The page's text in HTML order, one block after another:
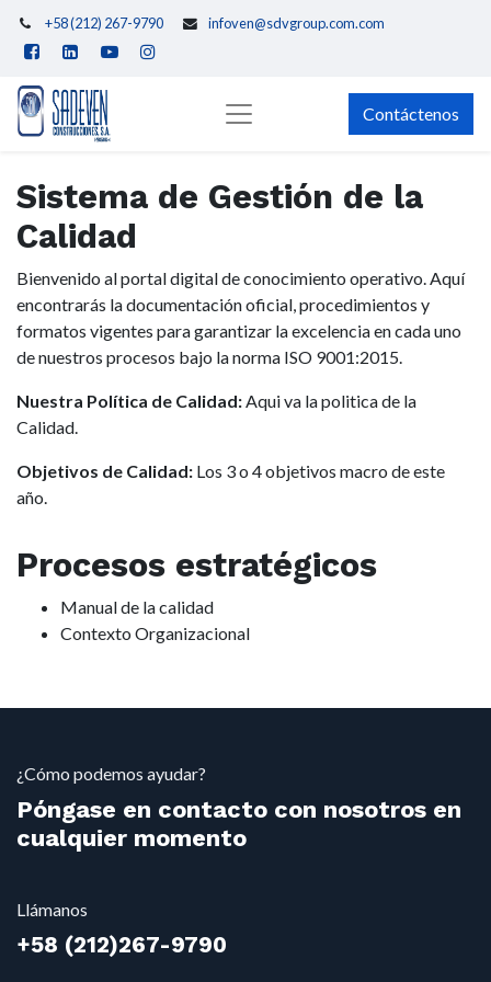
+58 (212) 267-9790 infoven@sdvgroup.com.com
Contáctenos
Sistema de Gestión de la
Calidad
Bienvenido al portal digital de conocimiento operativo. Aquí
encontrarás la documentación oficial, procedimientos y
formatos vigentes para garantizar la excelencia en cada uno
de nuestros procesos bajo la norma ISO 9001:2015.
Nuestra Política de Calidad:Aqui va la politica de la
Calidad.
Objetivos de Calidad: Los 3 o 4 objetivos macro de este
año.
Procesos estratégicos
Manual de la calidad
Contexto Organizacional
¿Cómo podemos ayudar?
Póngase en contacto con nosotros en
cualquier momento
Llámanos
+58 (212)267-9790